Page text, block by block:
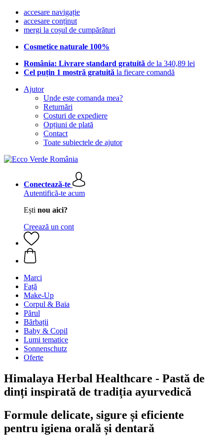
accesare navigație
accesare conținut
mergi la coșul de cumpărături
Cosmetice naturale 100%
România: Livrare standard gratuită de la 340,89 lei
Cel puțin 1 mostră gratuită la fiecare comandă
Ajutor
Unde este comanda mea?
Returnări
Costuri de expediere
Opțiuni de plată
Contact
Toate subiectele de ajutor
Conectează-te
Autentifică-te acum
Ești nou aici?
Creează un cont
Marci
Față
Make-Up
Corpul & Baia
Părul
Bărbații
Baby & Copil
Lumi tematice
Sonnenschutz
Oferte
Himalaya Herbal Healthcare - Pastă de
dinți inspirată de tradiția ayurvedică
Formule delicate, sigure și eficiente
pentru igiena orală și dentară